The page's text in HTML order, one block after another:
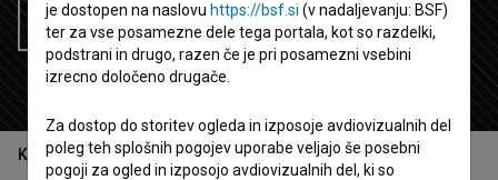
Želim si ogledati ta film
Kazalo
je dostopen na naslovu https://bsf.si (v nadaljevanju: BSF)
ter za vse posamezne dele tega portala, kot so razdelki,
podstrani in drugo, razen če je pri posamezni vsebini
izrecno določeno drugače.
Za dostop do storitev ogleda in izposoje avdiovizualnih del
poleg teh splošnih pogojev uporabe veljajo še posebni
pogoji za ogled in izposojo avdiovizualnih del, ki so